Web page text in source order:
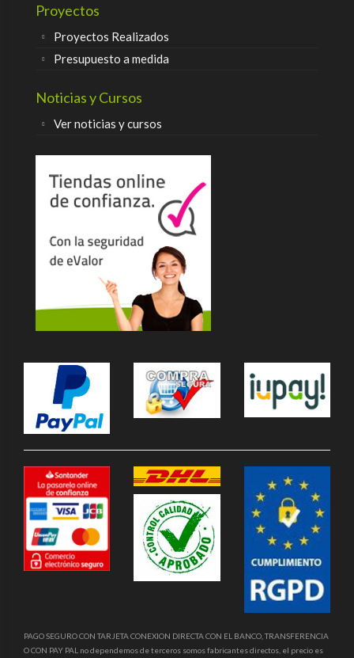
Proyectos
Proyectos Realizados
Presupuesto a medida
Noticias y Cursos
Ver noticias y cursos
PAGO SEGURO CON TARJETA CONEXION DIRECTA CON EL BANCO, TRANSFERENCIA
O CON PAY PAL no dependemos de terceros somos fabricantes directos, el precio es